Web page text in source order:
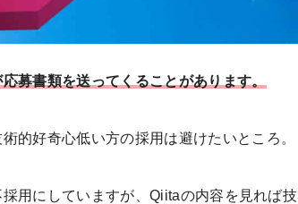
募書類を送ってくることがあります。
的好奇心低い方の採用は避けたいところ。
用にしていますが、Qiitaの内容を見れば技